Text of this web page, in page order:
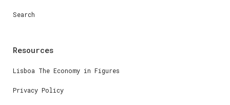
Search
Resources
Lisboa The Economy in Figures
Privacy Policy